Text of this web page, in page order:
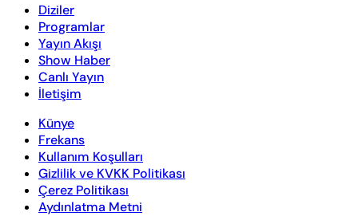
Diziler
Programlar
Yayın Akışı
Show Haber
Canlı Yayın
İletişim
Künye
Frekans
Kullanım Koşulları
Gizlilik ve KVKK Politikası
Çerez Politikası
Aydınlatma Metni